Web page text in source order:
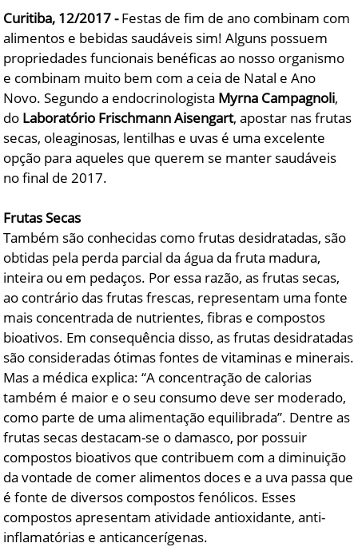
Curitiba, 12/2017 -Festas de fim de ano combinam com
alimentos e bebidas saudáveis sim! Alguns possuem
propriedades funcionais benéficas ao nosso organismo
e combinam muito bem com a ceia de Natal e Ano
Novo. Segundo a endocrinologista Myrna Campagnoli,
do Laboratório Frischmann Aisengart, apostar nas frutas
secas, oleaginosas, lentilhas e uvas é uma excelente
opção para aqueles que querem se manter saudáveis
no final de 2017.
Frutas Secas
Também são conhecidas como frutas desidratadas, são
obtidas pela perda parcial da água da fruta madura,
inteira ou em pedaços. Por essa razão, as frutas secas,
ao contrário das frutas frescas, representam uma fonte
mais concentrada de nutrientes, fibras e compostos
bioativos. Em consequência disso, as frutas desidratadas
são consideradas ótimas fontes de vitaminas e minerais.
Mas a médica explica: “A concentração de calorias
também é maior e o seu consumo deve ser moderado,
como parte de uma alimentação equilibrada”. Dentre as
frutas secas destacam-se o damasco, por possuir
compostos bioativos que contribuem com a diminuição
da vontade de comer alimentos doces e a uva passa que
é fonte de diversos compostos fenólicos. Esses
compostos apresentam atividade antioxidante, anti-
inflamatórias e anticancerígenas.